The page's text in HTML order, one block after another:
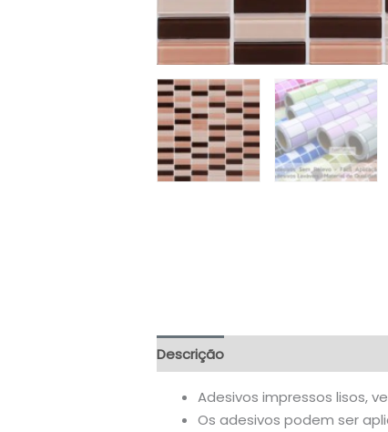
Descrição
Adesivos impressos lisos,
Os adesivos podem ser